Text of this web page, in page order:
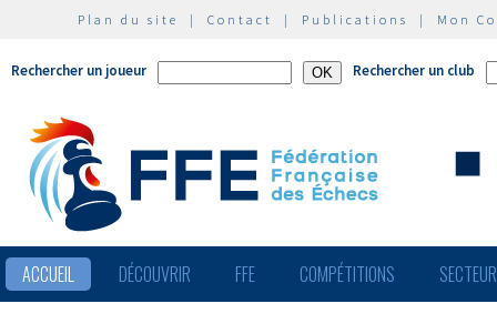
Plan du site | Contact | Publications | Mon
Rechercher un joueur Rechercher un club
ACCUEIL DÉCOUVRIR FFE COMPÉTITIONS